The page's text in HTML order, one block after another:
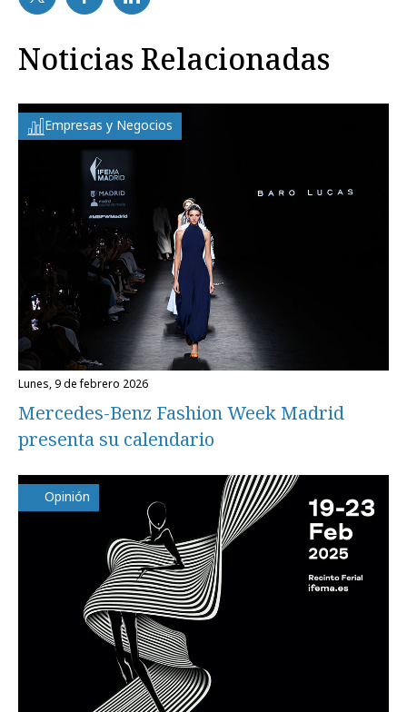
Noticias Relacionadas
Empresas y Negocios
lunes, 9 de febrero 2026
Mercedes-Benz Fashion Week Madrid
presenta su calendario
Opinión